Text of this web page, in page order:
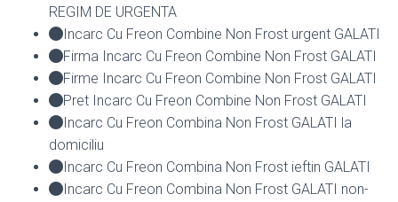
REGIM DE URGENTA
Incarc Cu Freon Combine Non Frost urgent GALATI
Firma Incarc Cu Freon Combine Non Frost GALATI
Firme Incarc Cu Freon Combine Non Frost GALATI
Pret Incarc Cu Freon Combine Non Frost GALATI
Incarc Cu Freon Combina Non Frost GALATI la
domiciliu
Incarc Cu Freon Combina Non Frost ieftin GALATI
Incarc Cu Freon Combina Non Frost GALATI non-